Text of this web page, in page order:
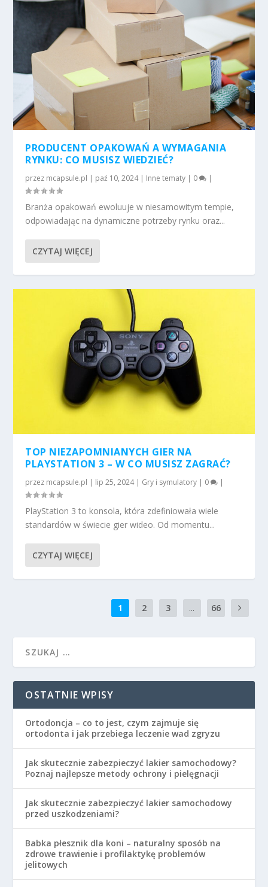
PRODUCENT OPAKOWAŃ A WYMAGANIA
RYNKU: CO MUSISZ WIEDZIEĆ?
przez mcapsule.pl | paź 10, 2024| Inne tematy | 0 |
Branża opakowań ewoluuje w niesamowitym tempie,
odpowiadając na dynamiczne potrzeby rynku oraz...
CZYTAJ WIĘCEJ
TOP NIEZAPOMNIANYCH GIER NA
PLAYSTATION 3 – W CO MUSISZ ZAGRAĆ?
przez mcapsule.pl | lip 25, 2024| Gry i symulatory | 0 |
PlayStation 3 to konsola, która zdefiniowała wiele
standardów w świecie gier wideo. Od momentu...
CZYTAJ WIĘCEJ
1 2 3 ... 66
OSTATNIE WPISY
Ortodoncja – co to jest, czym zajmuje się
ortodonta i jak przebiega leczenie wad zgryzu
Jak skutecznie zabezpieczyć lakier samochodowy?
Poznaj najlepsze metody ochrony i pielęgnacji
Jak skutecznie zabezpieczyć lakier samochodowy
przed uszkodzeniami?
Babka płesznik dla koni – naturalny sposób na
zdrowe trawienie i profilaktykę problemów
jelitowych